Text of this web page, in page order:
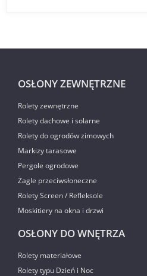
OSŁONY ZEWNĘTRZNE
Rolety zewnętrzne
Rolety dachowe i solarne
Rolety do ogrodów zimowych
Markizy tarasowe
Pergole ogrodowe
Żagle przeciwsłoneczne
Rolety Screen / Refleksole
Moskitiery na okna i drzwi
OSŁONY DO WNĘTRZA
Rolety materiałowe
Rolety typu Dzień i Noc